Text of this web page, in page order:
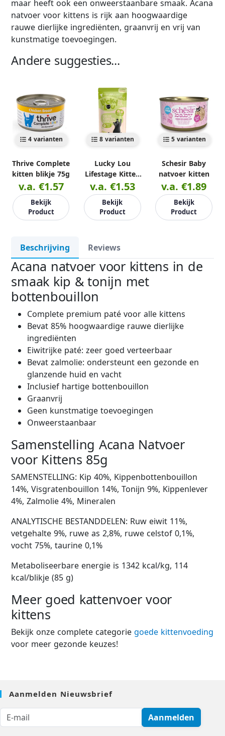
maar heeft ook een onweerstaanbare smaak. Acana
natvoer voor kittens is rijk aan hoogwaardige
rauwe dierlijke ingrediënten, graanvrij en vrij van
kunstmatige toevoegingen.
Andere suggesties...
4 varianten
Thrive Complete
kitten blikje 75g
v.a. €1.57
Bekijk
Product
8 varianten
Lucky Lou
Lifestage Kitten
125g
v.a. €1.53
Bekijk
Product
5 varianten
Schesir Baby
natvoer kitten
v.a. €1.89
Bekijk
Product
Beschrijving Reviews
Acana natvoer voor kittens in de
smaak kip & tonijn met
bottenbouillon
Complete premium paté voor alle kittens
Bevat 85% hoogwaardige rauwe dierlijke
ingrediënten
Eiwitrijke paté: zeer goed verteerbaar
Bevat zalmolie: ondersteunt een gezonde en
glanzende huid en vacht
Inclusief hartige bottenbouillon
Graanvrij
Geen kunstmatige toevoegingen
Onweerstaanbaar
Samenstelling Acana Natvoer
voor Kittens 85g
SAMENSTELLING: Kip 40%, Kippenbottenbouillon
14%, Visgratenbouillon 14%, Tonijn 9%, Kippenlever
4%, Zalmolie 4%, Mineralen
ANALYTISCHE BESTANDDELEN: Ruw eiwit 11%,
vetgehalte 9%, ruwe as 2,8%, ruwe celstof 0,1%,
vocht 75%, taurine 0,1%
Metaboliseerbare energie is 1342 kcal/kg, 114
kcal/blikje (85 g)
Meer goed kattenvoer voor
kittens
Bekijk onze complete categoriegoede kittenvoeding
voor meer gezonde keuzes!
Aanmelden Nieuwsbrief
Aanmelden